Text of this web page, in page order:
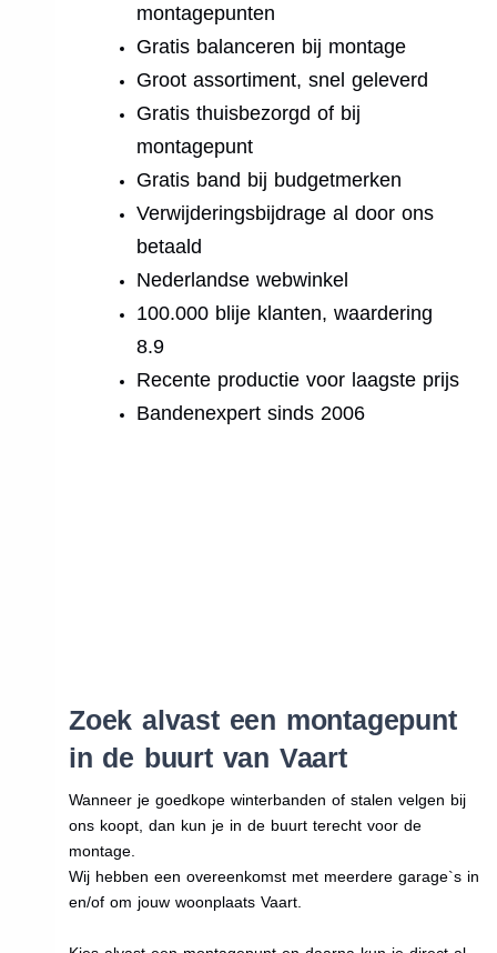
montagepunten
Gratis balanceren bij montage
Groot assortiment, snel geleverd
Gratis thuisbezorgd of bij
montagepunt
Gratis band bij budgetmerken
Verwijderingsbijdrage al door ons
betaald
Nederlandse webwinkel
100.000 blije klanten, waardering
8.9
Recente productie voor laagste prijs
Bandenexpert sinds 2006
Zoek alvast een montagepunt
in de buurt van Vaart
Wanneer je goedkope winterbanden of stalen velgen bij
ons koopt, dan kun je in de buurt terecht voor de
montage.
Wij hebben een overeenkomst met meerdere garage`s in
en/of om jouw woonplaats Vaart.